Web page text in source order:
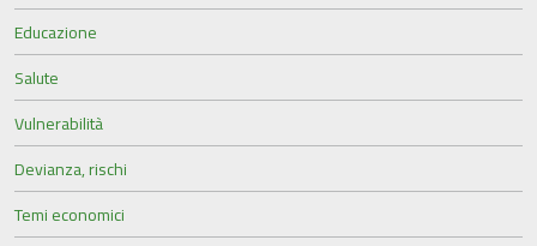
Educazione
Salute
Vulnerabilità
Devianza, rischi
Temi economici